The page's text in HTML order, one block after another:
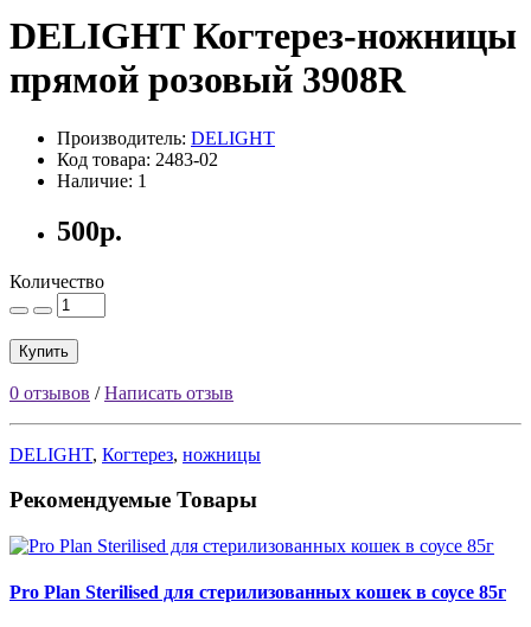
DELIGHT Когтерез-ножницы
прямой розовый 3908R
Производитель: DELIGHT
Код товара: 2483-02
Наличие: 1
500р.
Количество
Купить
0 отзывов /Написать отзыв
DELIGHT, Когтерез, ножницы
Рекомендуемые Товары
Pro Plan Sterilised для стерилизованных кошек в соусе 85г